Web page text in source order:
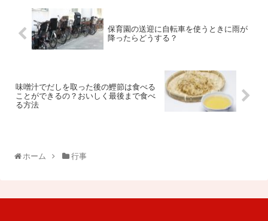
保育園の送迎に自転車を使うときに雨が
降ったらどうする？
味噌汁でだしを取った後の鰹節は食べる
ことができるの？おいしく最後まで食べ
る方法
ホーム 行事